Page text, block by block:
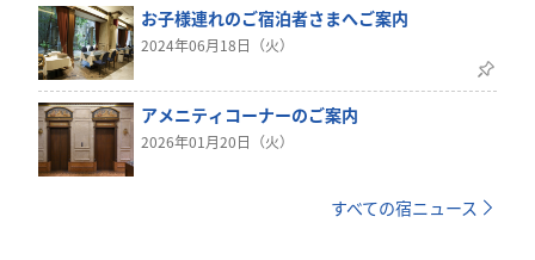
お子様連れのご宿泊者さまへご案内
2024年06月18日（火）
アメニティコーナーのご案内
2026年01月20日（火）
すべての宿ニュース